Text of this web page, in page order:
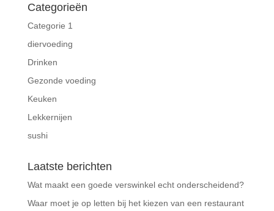
Categorieën
Categorie 1
diervoeding
Drinken
Gezonde voeding
Keuken
Lekkernijen
sushi
Laatste berichten
Wat maakt een goede verswinkel echt onderscheidend?
Waar moet je op letten bij het kiezen van een restaurant